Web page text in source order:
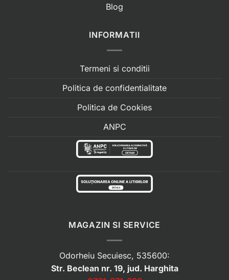
Blog
INFORMATII
Termeni si conditii
Politica de confidentialitate
Politica de Cookies
ANPC
MAGAZIN SI SERVICE
Odorheiu Secuiesc, 535600:
Str. Beclean nr. 19, jud. Harghita